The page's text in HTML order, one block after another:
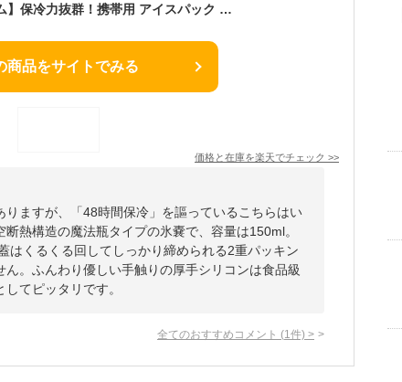
【2026年注目アイテム】保冷力抜群！携帯用 アイスパック 保冷 氷のう 携帯氷嚢 冷たさ キープホルダー付き アイスパック 氷嚢 魔法瓶構造で48時間冷感持続 アイスパッグ ポケット型で持ち運びに便利 アイシング グッズ 通学 通勤 スポーツ ゴルフ お釣り 氷のう 保冷剤
商品をサイトでみる
価格と在庫を楽天でチェック >>
ますが、「48時間保冷」を謳っているこちらはい
熱構造の魔法瓶タイプの氷嚢で、容量は150ml。
はくるくる回してしっかり締められる2重パッキン
。ふんわり優しい手触りの厚手シリコンは食品級
てピッタリです。
全てのおすすめコメント (1 件) >